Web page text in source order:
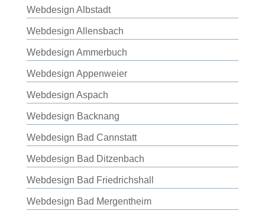
Webdesign Albstadt
Webdesign Allensbach
Webdesign Ammerbuch
Webdesign Appenweier
Webdesign Aspach
Webdesign Backnang
Webdesign Bad Cannstatt
Webdesign Bad Ditzenbach
Webdesign Bad Friedrichshall
Webdesign Bad Mergentheim